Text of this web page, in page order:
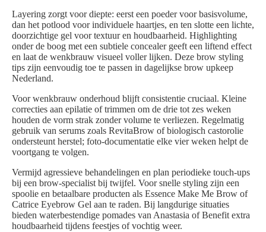
Layering zorgt voor diepte: eerst een poeder voor basisvolume,
dan het potlood voor individuele haartjes, en ten slotte een lichte,
doorzichtige gel voor textuur en houdbaarheid. Highlighting
onder de boog met een subtiele concealer geeft een liftend effect
en laat de wenkbrauw visueel voller lijken. Deze brow styling
tips zijn eenvoudig toe te passen in dagelijkse brow upkeep
Nederland.
Voor wenkbrauw onderhoud blijft consistentie cruciaal. Kleine
correcties aan epilatie of trimmen om de drie tot zes weken
houden de vorm strak zonder volume te verliezen. Regelmatig
gebruik van serums zoals RevitaBrow of biologisch castorolie
ondersteunt herstel; foto‑documentatie elke vier weken helpt de
voortgang te volgen.
Vermijd agressieve behandelingen en plan periodieke touch-ups
bij een brow-specialist bij twijfel. Voor snelle styling zijn een
spoolie en betaalbare producten als Essence Make Me Brow of
Catrice Eyebrow Gel aan te raden. Bij langdurige situaties
bieden waterbestendige pomades van Anastasia of Benefit extra
houdbaarheid tijdens feestjes of vochtig weer.